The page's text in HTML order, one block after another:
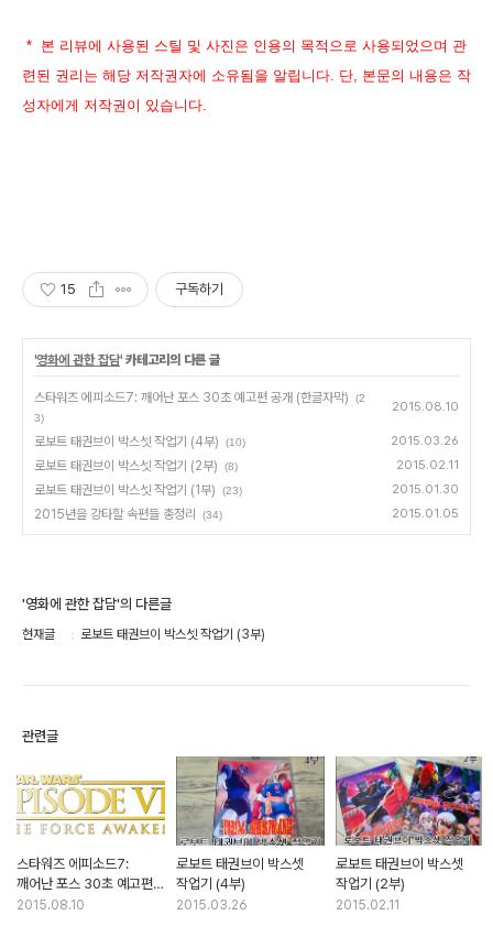
* 본 리뷰에 사용된 스틸 및 사진은 인용의 목적으로 사용되었으며 관
련된 권리는 해당 저작권자에 소유됨을 알립니다. 단, 본문의 내용은 작
성자에게 저작권이 있습니다.
15 구독하기
'영화에 관한 잡담' 카테고리의 다른 글
스타워즈 에피소드7: 깨어난 포스 30초 예고편 공개 (한글자막)
(2
3)
2015.08.10
로보트 태권브이 박스셋 작업기 (4부) (10) 2015.03.26
로보트 태권브이 박스셋 작업기 (2부) (8) 2015.02.11
로보트 태권브이 박스셋 작업기 (1부) (23) 2015.01.30
2015년을 강타할 속편들 총정리 (34) 2015.01.05
'영화에 관한 잡담'의 다른글
현재글 로보트 태권브이 박스셋 작업기 (3부)
관련글
스타워즈 에피소드7:
깨어난 포스 30초 예고편
공개 (한글자막)
2015.08.10
로보트 태권브이 박스셋
작업기 (4부)
2015.03.26
로보트 태권브이 박스셋
작업기 (2부)
2015.02.11